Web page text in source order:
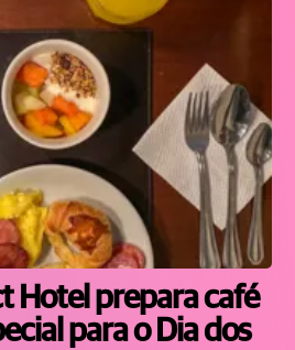
Hotel prepara café
para o Dia dos